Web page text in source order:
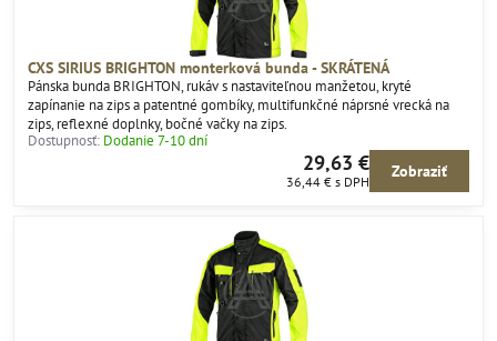
CXS SIRIUS BRIGHTON monterková bunda - SKRÁTENÁ
Pánska bunda BRIGHTON, rukáv s nastaviteľnou manžetou, kryté
zapínanie na zips a patentné gombíky, multifunkčné náprsné vrecká na
zips, reflexné doplnky, bočné vačky na zips.
Dostupnosť: Dodanie 7-10 dní
29,63 €
36,44 € s DPH
Zobraziť